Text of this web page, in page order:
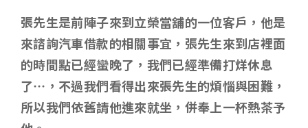
張先生是前陣子來到立榮當舖的一位客戶，他是
來諮詢汽車借款的相關事宜，張先生來到店裡面
的時間點已經蠻晚了，我們已經準備打烊休息
了…，不過我們看得出來張先生的煩惱與困難，
所以我們依舊請他進來就坐，併奉上一杯熱茶予